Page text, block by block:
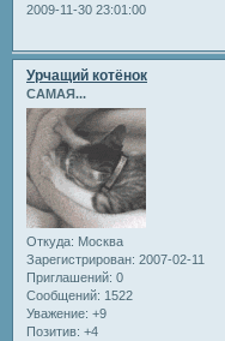
2009-11-30 23:01:00
Урчащий котёнок
САМАЯ...
Откуда: Москва
Зарегистрирован: 2007-02-11
Приглашений: 0
Сообщений: 1522
Уважение: +9
Позитив: +4